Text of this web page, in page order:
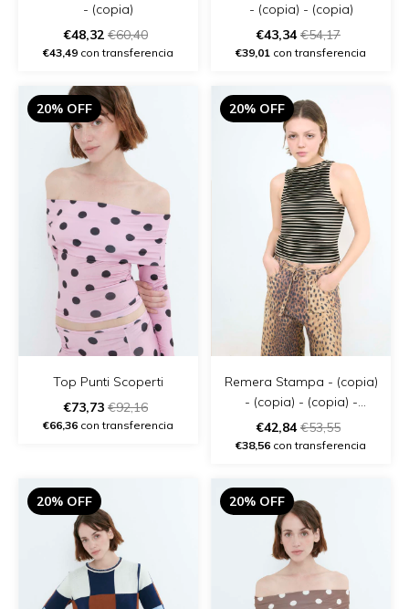
- (copia)
€48,32 €60,40
€43,49 con transferencia
- (copia) - (copia)
€43,34€54,17
€39,01 con transferencia
20% OFF
Top Punti Scoperti
€73,73 €92,16
€66,36 con transferencia
20% OFF
Remera Stampa - (copia)
- (copia) - (copia) -
(copia) - (copia)
€42,84€53,55
€38,56 con transferencia
20% OFF 20% OFF